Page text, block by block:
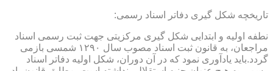
تاریخچه شكل گیری دفاتر اسناد رسمی:
نطفه اولیه و ابتدایی شكل گیری مركزیتی جهت ثبت رسمی اسناد
مراجعان، به قانون ثبت اسناد مصوب سال ۱۲۹۰ شمسی بازمی
گردد.باید یادآوری نمود كه در آن دوران، شكل اولیه دفاتر اسناد